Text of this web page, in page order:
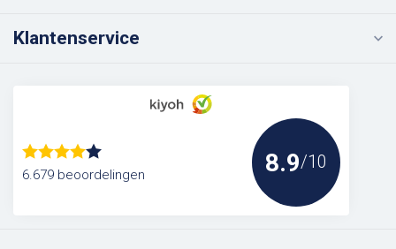
Klantenservice
6.679 beoordelingen 8.9/10